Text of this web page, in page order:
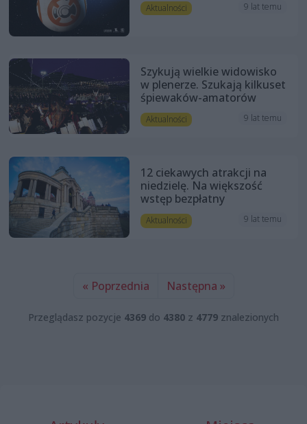
Aktualności 9 lat temu
Szykują wielkie widowisko
w plenerze. Szukają kilkuset
śpiewaków-amatorów
Aktualności 9 lat temu
12 ciekawych atrakcji na
niedzielę. Na większość
wstęp bezpłatny
Aktualności 9 lat temu
« Poprzednia Następna »
Przeglądasz pozycje 4369 do 4380 z 4779 znalezionych